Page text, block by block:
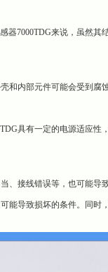
7000TDG来说，虽然其
内部元件可能会受到腐
具有一定的电源适应性
、接线错误等，也可能导
能导致损坏的条件。同时